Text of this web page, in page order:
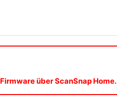
über ScanSnap Home.